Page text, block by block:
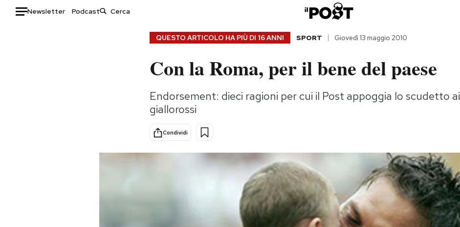
Newsletter Podcast
Consumismi
Storie/Idee
Ok Boomer!
Media
QUESTO ARTICOLO HA PIÙ DI 16 ANNI SPORT Giovedì 13 maggio 2010
Con la Roma, per il bene del paese
Endorsement: dieci ragioni per cui il Post appoggia lo scudetto ai
giallorossi
Condividi